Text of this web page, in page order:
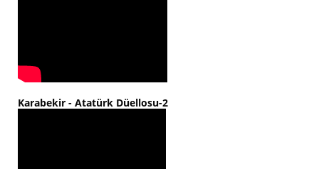
Karabekir - Atatürk Düellosu-2